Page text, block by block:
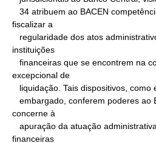
fiscalizar a
instituições
excepcional de
concerne à
financeiras